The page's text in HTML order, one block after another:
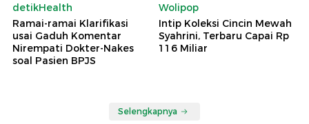
detikHealth
Ramai-ramai Klarifikasi
usai Gaduh Komentar
Nirempati Dokter-Nakes
soal Pasien BPJS
Wolipop
Intip Koleksi Cincin Mewah
Syahrini, Terbaru Capai Rp
116 Miliar
Selengkapnya